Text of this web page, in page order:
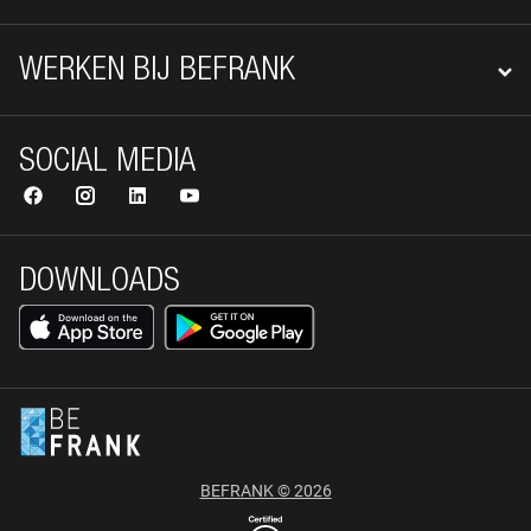
WERKEN BIJ BEFRANK
DOWNLOADS
SOCIAL MEDIA
BEFRANK © 2026